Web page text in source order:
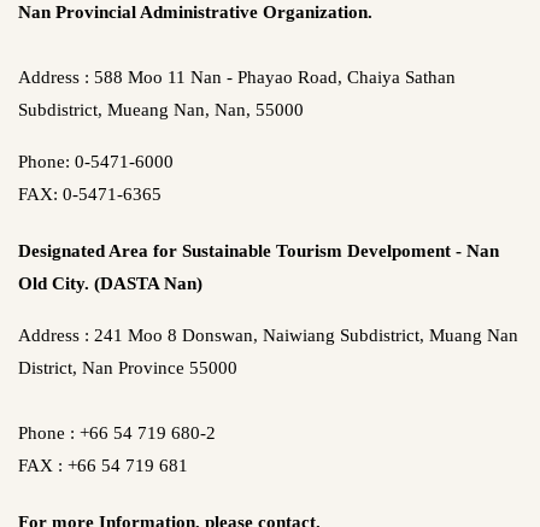
Nan Provincial Administrative Organization.
Address : 588 Moo 11 Nan - Phayao Road, Chaiya Sathan
Subdistrict, Mueang Nan, Nan, 55000
Phone: 0-5471-6000
FAX: 0-5471-6365
Designated Area for Sustainable Tourism Develpoment - Nan
Old City. (DASTA Nan)
Address : 241 Moo 8 Donswan, Naiwiang Subdistrict, Muang Nan
District, Nan Province 55000
Phone : +66 54 719 680-2
FAX : +66 54 719 681
For more Information, please contact.